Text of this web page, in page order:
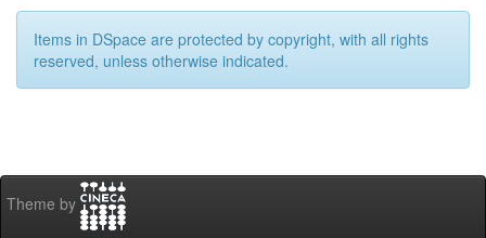
Items in DSpace are protected by copyright, with all rights
reserved, unless otherwise indicated.
Theme by